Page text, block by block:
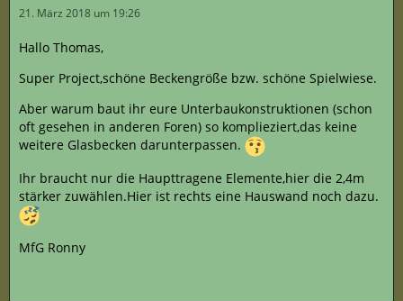
21. März 2018 um 19:26
Hallo Thomas,
Super Project,schöne Beckengröße bzw. schöne Spielwiese.
Aber warum baut ihr eure Unterbaukonstruktionen (schon
oft gesehen in anderen Foren) so komplieziert,das keine
weitere Glasbecken darunterpassen.
Ihr braucht nur die Haupttragene Elemente,hier die 2,4m
stärker zuwählen.Hier ist rechts eine Hauswand noch dazu.
MfG Ronny